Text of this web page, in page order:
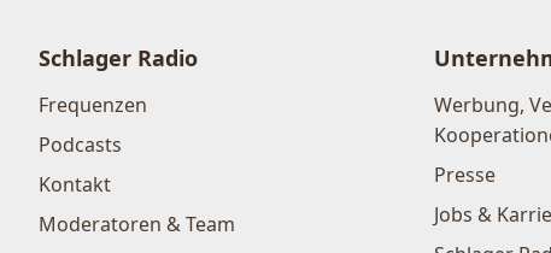
Schlager Radio
Frequenzen
Podcasts
Kontakt
Moderatoren & Team
Werbung,
Presse
Jobs &